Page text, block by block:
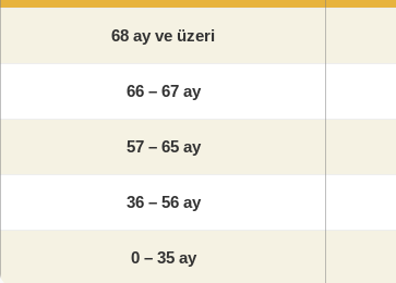
68 ay ve üzeri
66 – 67 ay
57 – 65 ay
36 – 56 ay
0 – 35 ay